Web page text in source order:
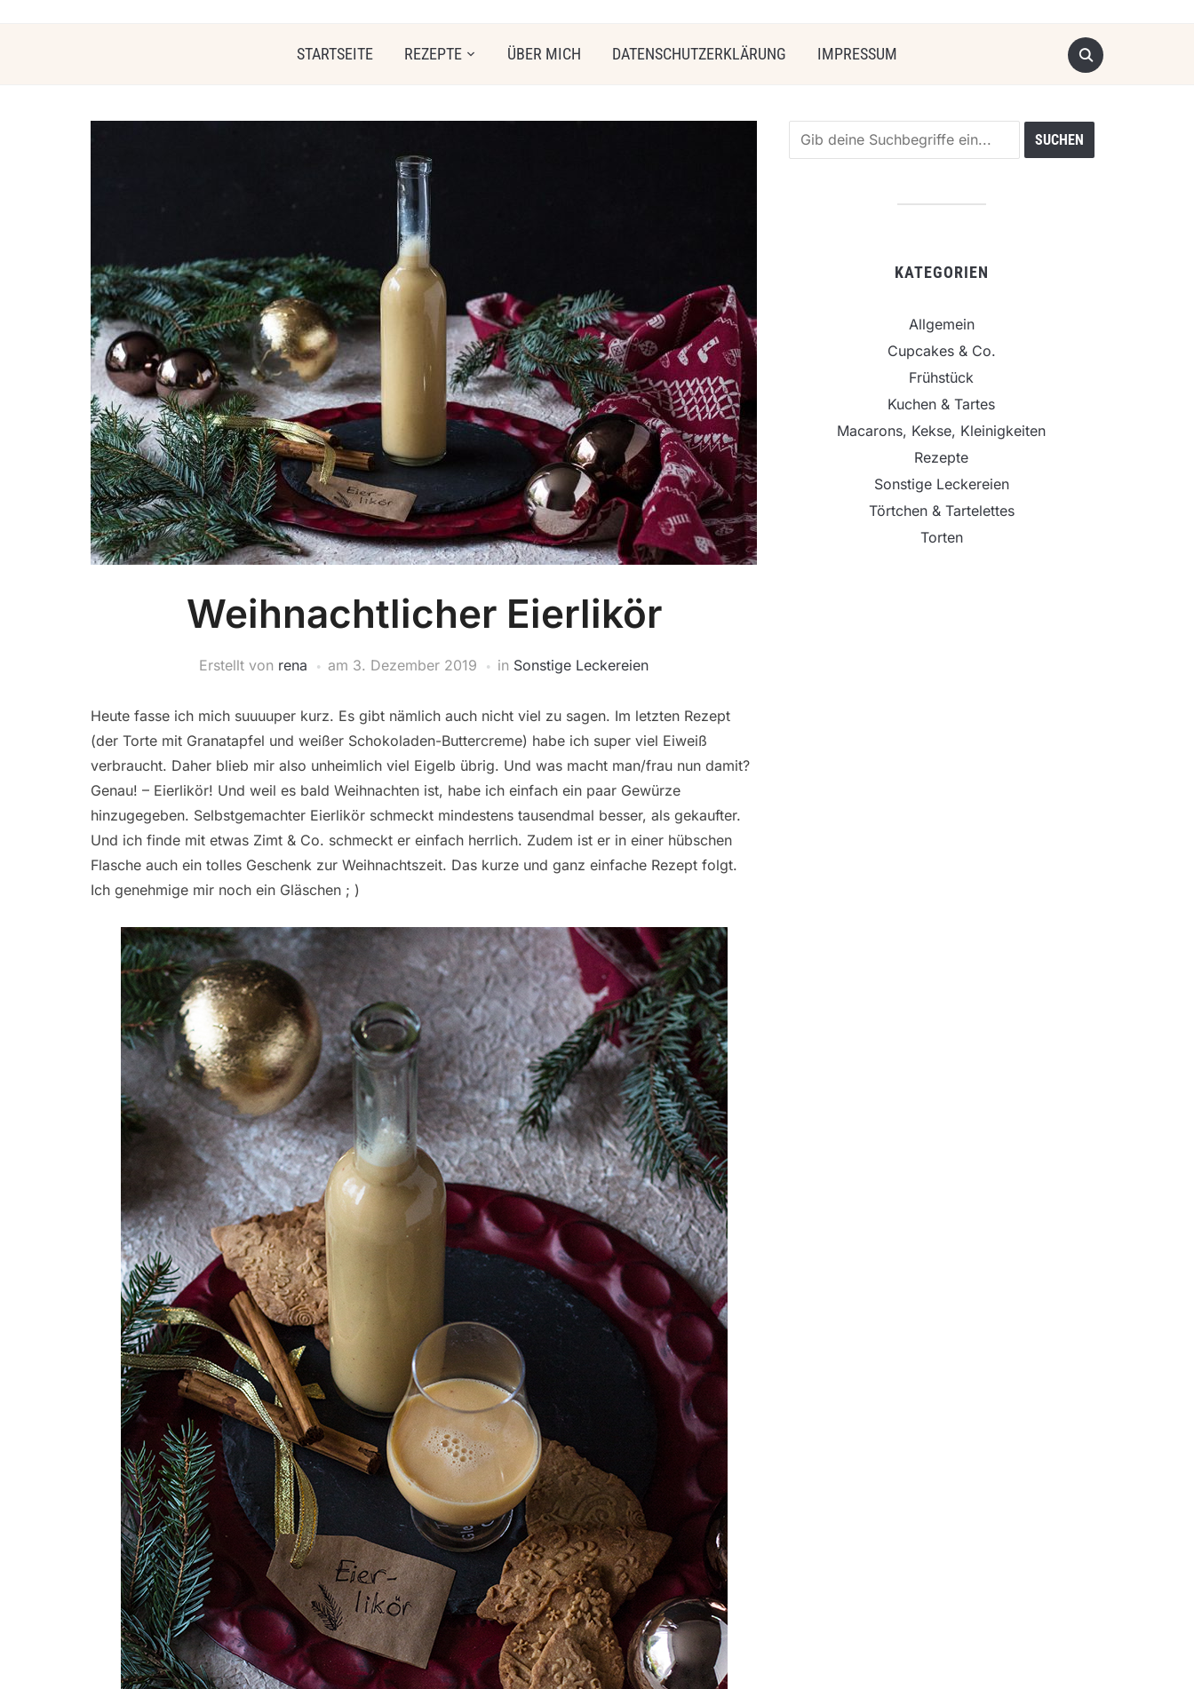
STARTSEITE REZEPTE ÜBER MICH DATENSCHUTZERKLÄRUNG IMPRESSUM
Weihnachtlicher Eierlikör
Erstellt von rena am 3. Dezember 2019 in Sonstige Leckereien
Heute fasse ich mich suuuuper kurz. Es gibt nämlich auch nicht viel zu sagen. Im letzten Rezept
(der Torte mit Granatapfel und weißer Schokoladen-Buttercreme) habe ich super viel Eiweiß
verbraucht. Daher blieb mir also unheimlich viel Eigelb übrig. Und was macht man/frau nun damit?
Genau! – Eierlikör! Und weil es bald Weihnachten ist, habe ich einfach ein paar Gewürze
hinzugegeben. Selbstgemachter Eierlikör schmeckt mindestens tausendmal besser, als gekaufter.
Und ich finde mit etwas Zimt & Co. schmeckt er einfach herrlich. Zudem ist er in einer hübschen
Flasche auch ein tolles Geschenk zur Weihnachtszeit. Das kurze und ganz einfache Rezept folgt.
Ich genehmige mir noch ein Gläschen ; )
KATEGORIEN
Allgemein
Cupcakes & Co.
Frühstück
Kuchen & Tartes
Macarons, Kekse, Kleinigkeiten
Rezepte
Sonstige Leckereien
Törtchen & Tartelettes
Torten